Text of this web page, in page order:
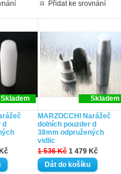
Přidat ke srovnání
Skladem
d
Skladem
MARZOCCHI Narážeč
dolních pouzder d
38mm odpružených
vidlic
1 536 Kč 1 479 Kč